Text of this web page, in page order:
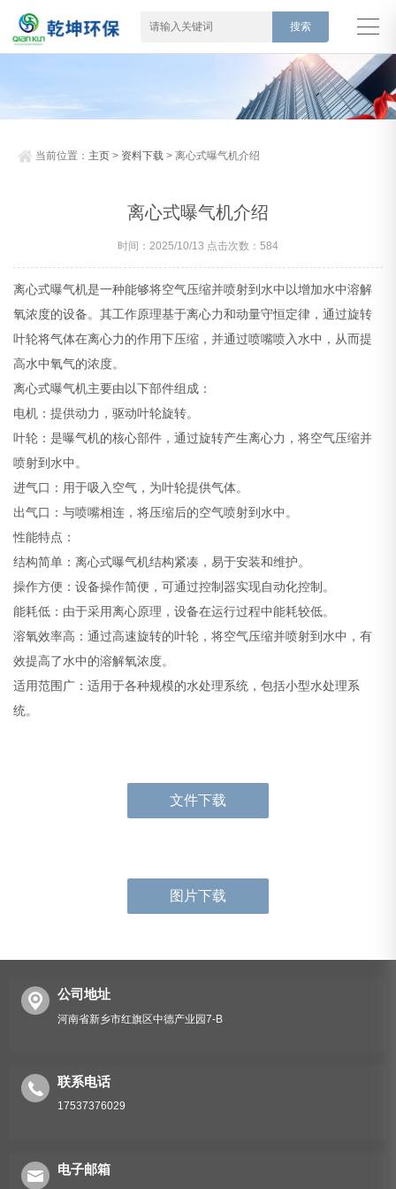
当前位置： 主页 > 资料下载 > 离心式曝气机介绍
离心式曝气机介绍
时间：2025/10/13 点击次数：584
离心式曝气机是一种能够将空气压缩并喷射到水中以增加水中溶解
氧浓度的设备。其工作原理基于离心力和动量守恒定律，通过旋转
叶轮将气体在离心力的作用下压缩，并通过喷嘴喷入水中，从而提
高水中氧气的浓度。
离心式曝气机主要由以下部件组成：
电机：提供动力，驱动叶轮旋转。
叶轮：是曝气机的核心部件，通过旋转产生离心力，将空气压缩并
喷射到水中。
进气口：用于吸入空气，为叶轮提供气体。
出气口：与喷嘴相连，将压缩后的空气喷射到水中。
性能特点：
结构简单：离心式曝气机结构紧凑，易于安装和维护。
操作方便：设备操作简便，可通过控制器实现自动化控制。
能耗低：由于采用离心原理，设备在运行过程中能耗较低。
溶氧效率高：通过高速旋转的叶轮，将空气压缩并喷射到水中，有
效提高了水中的溶解氧浓度。
适用范围广：适用于各种规模的水处理系统，包括小型水处理系
统。
文件下载
图片下载
公司地址
河南省新乡市红旗区中德产业园7-B
联系电话
17537376029
电子邮箱